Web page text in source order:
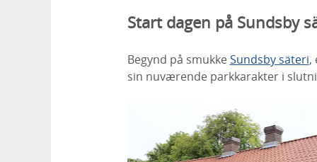
Start dagen på Sundsby
Begynd på smukkeSundsby säteri,
sin nuværende parkkarakter i